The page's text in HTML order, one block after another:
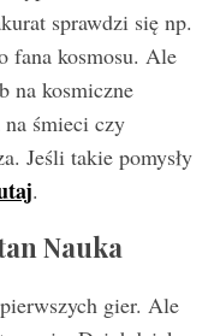
sprawdzi się np.
fana kosmosu. Ale
na kosmiczne
śmieci czy
Jeśli takie pomysły
.
Nauka
gier. Ale